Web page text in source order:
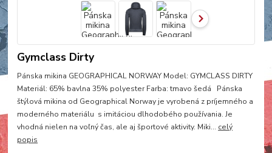
Gymclass Dirty
Pánska mikina GEOGRAPHICAL NORWAY Model: GYMCLASS DIRTY
Materiál: 65% bavlna 35% polyester Farba: tmavo šedá Pánska
štýlová mikina od Geographical Norway je vyrobená z príjemného a
moderného materiálu s imitáciou dlhodobého používania. Je
vhodná nielen na voľný čas, ale aj športové aktivity. Miki... celý
popis